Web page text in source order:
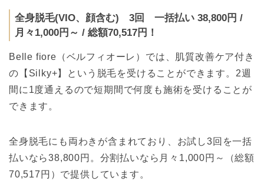
全身脱毛(VIO、顔含む) 3回 一括払い 38,800円 /
月々1,000円～ / 総額70,517円！
Belle fiore（ベルフィオーレ）では、肌質改善ケア付き
の【Silky+】という脱毛を受けることができます。2週
間に1度通えるので短期間で何度も施術を受けることが
できます。
全身脱毛にも両わきが含まれており、お試し3回を一括
払いなら38,800円。分割払いなら月々1,000円～（総額
70,517円）で提供しています。